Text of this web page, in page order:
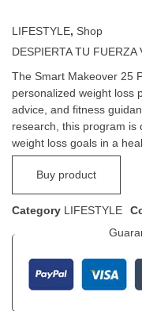
LIFESTYLE, Shop
DESPIERTA TU FUERZA
The Smart Makeover 25
personalized weight loss
advice, and fitness
research, this program is
weight loss goals in a
Buy product
Category LIFESTYLE